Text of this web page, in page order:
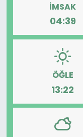
İMSAK
04:39
ÖĞLE
13:22